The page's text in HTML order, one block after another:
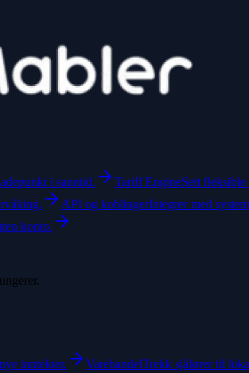
i sanntid. Tariff EngineSett
API og koblingerIntegrer med
konto.
inntekter. VarehandelTrekk sjåfører til